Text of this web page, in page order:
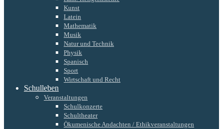
Kunst
Latein
Mathematik
Musik
Natur und Technik
Physik
Spanisch
Sport
Wirtschaft und Recht
Schulleben
Veranstaltungen
Schulkonzerte
Schultheater
Ökumenische Andachten / Ethikveranstaltungen